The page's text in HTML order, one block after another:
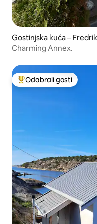
Gostinjska kuća –
Charming Annex.
Među najviše
Odabrali gosti